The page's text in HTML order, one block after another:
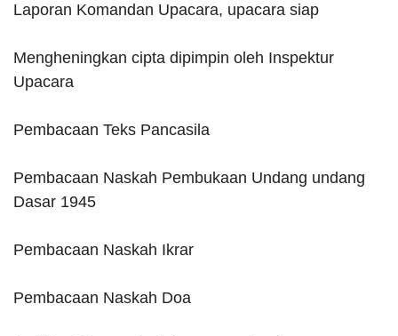
Laporan Komandan Upacara, upacara siap
Mengheningkan cipta dipimpin oleh Inspektur
Upacara
Pembacaan Teks Pancasila
Pembacaan Naskah Pembukaan Undang undang
Dasar 1945
Pembacaan Naskah Ikrar
Pembacaan Naskah Doa